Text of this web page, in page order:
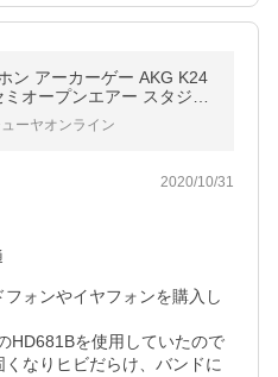
ン アーカーゲー AKG K24
オープンエアー スタジオ
証モデル モニター ヘッド
ーヤオンライン
2020/10/31
ォンやイヤフォンを購入し
HD681Bを使用していたので
なりヒビだらけ、バンドに